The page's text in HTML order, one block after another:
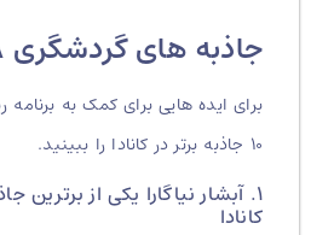
جاذبه های گردشگری CANADA
برای ایده هایی برای کمک به برنامه
۱. آبشار نیاگارا یکی از برترین
کانادا